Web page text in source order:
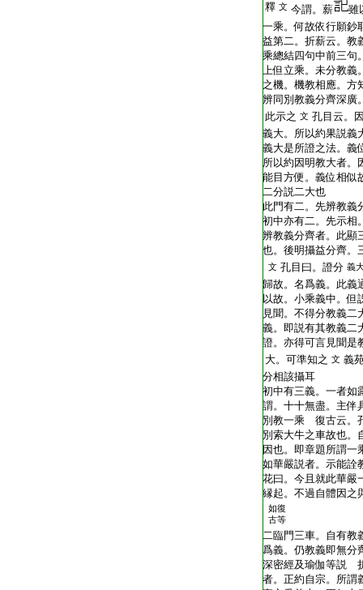
釋 文 今謂。薪
雖
一乘。何故依行願鈔
益第二。折薪云。教
乘總結四句中前三句
上但立乘。未分教義
之機。機教相應。方
辨同別教義分齊深廣
此示之 文 孔目云。
義大。所以約果説義
義大是所證之法。義
所以約因明教大者。
能目方便。義位相似
二分説二大也
此門有二。先辨教義
初中亦有二。先示
辨教義分齊者。此顯
也。後明攝益分齊。
文 孔目曰。證分 義
歸故。名爲義。此義
以故。小乘義中。但
見聞。不得分教義二
義。即説有其教義二
證。亦得可言見聞是
大。可準知之 文 義
分相該攝耳
初中有三義。一者如
謂。十十無盡。主伴
別教一乘 復古云。
別索大牛之車故也。
因也。即章題所謂一
如華嚴説者。示能詮
花曰。今且就此華嚴
縁起。不過自體因之
如復
古等
二臨門三車。自有教
爲義。仍教義即無分
深密經及瑜伽等説
者。正約自宗。所謂